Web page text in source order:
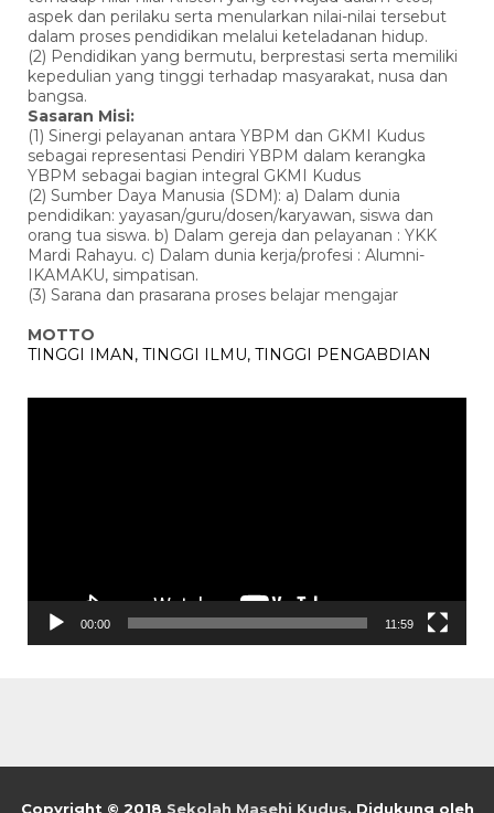
aspek dan perilaku serta menularkan nilai-nilai tersebut
dalam proses pendidikan melalui keteladanan hidup.
(2) Pendidikan yang bermutu, berprestasi serta memiliki
kepedulian yang tinggi terhadap masyarakat, nusa dan
bangsa.
Sasaran Misi:
(1) Sinergi pelayanan antara YBPM dan GKMI Kudus
sebagai representasi Pendiri YBPM dalam kerangka
YBPM sebagai bagian integral GKMI Kudus
(2) Sumber Daya Manusia (SDM): a) Dalam dunia
pendidikan: yayasan/guru/dosen/karyawan, siswa dan
orang tua siswa. b) Dalam gereja dan pelayanan : YKK
Mardi Rahayu. c) Dalam dunia kerja/profesi : Alumni-
IKAMAKU, simpatisan.
(3) Sarana dan prasarana proses belajar mengajar
MOTTO
TINGGI IMAN, TINGGI ILMU, TINGGI PENGABDIAN
00:00 11:59
Copyright © 2018 Sekolah Masehi Kudus. Didukung oleh